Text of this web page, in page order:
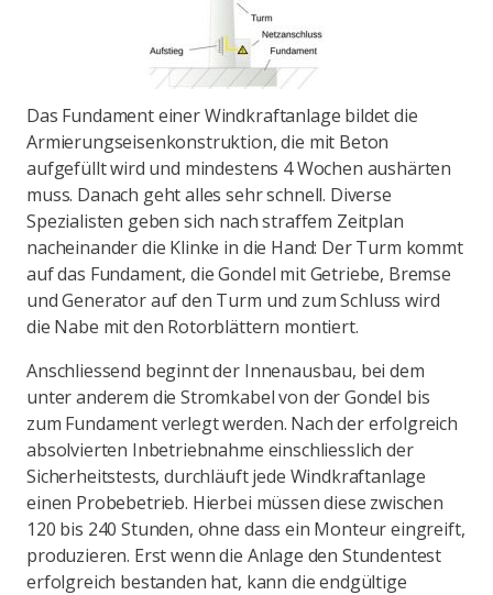
Das Fundament einer Windkraftanlage bildet die
Armierungseisenkonstruktion, die mit Beton
aufgefüllt wird und mindestens 4 Wochen aushärten
muss. Danach geht alles sehr schnell. Diverse
Spezialisten geben sich nach straffem Zeitplan
nacheinander die Klinke in die Hand: Der Turm kommt
auf das Fundament, die Gondel mit Getriebe, Bremse
und Generator auf den Turm und zum Schluss wird
die Nabe mit den Rotorblättern montiert.
Anschliessend beginnt der Innenausbau, bei dem
unter anderem die Stromkabel von der Gondel bis
zum Fundament verlegt werden. Nach der erfolgreich
absolvierten Inbetriebnahme einschliesslich der
Sicherheitstests, durchläuft jede Windkraftanlage
einen Probebetrieb. Hierbei müssen diese zwischen
120 bis 240 Stunden, ohne dass ein Monteur eingreift,
produzieren. Erst wenn die Anlage den Stundentest
erfolgreich bestanden hat, kann die endgültige